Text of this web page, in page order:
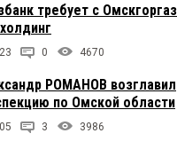
требует с
0 4670
РОМАНОВ возглавил
по Омской области
3 3986